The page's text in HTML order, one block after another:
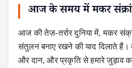
आज के समय में मकर
आज की तेज़-तर्रार दुनिया में, मकर
संतुलन बनाए रखने की याद दिलाते
और दान, और प्रकृति से हमारे जुड़ाव